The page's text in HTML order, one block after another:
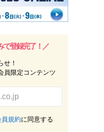
で登録完了！／
せ！
員限定コンテンツ
員規約に同意する